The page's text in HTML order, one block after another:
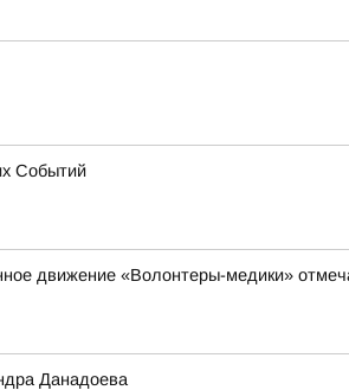
Событий
движение «Волонтеры-медики»
Данадоева